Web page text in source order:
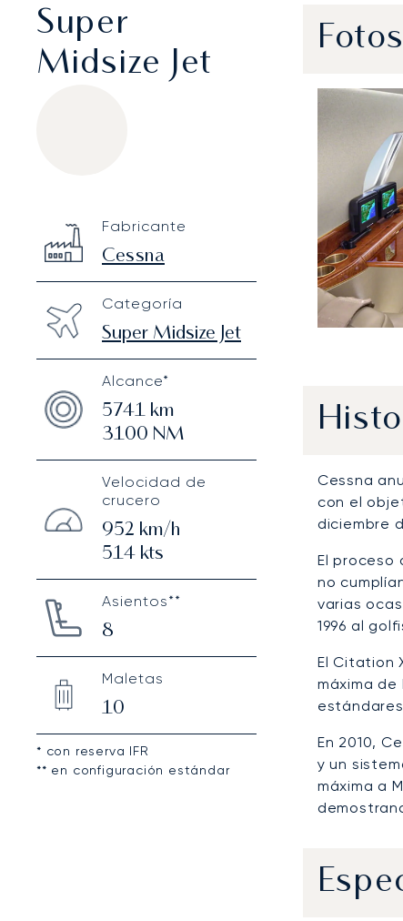
Super
Midsize Jet
Technical specifications
Fabricante
Cessna
Categoría
Super Midsize Jet
Alcance*
5741 km
3100 NM
Velocidad de
crucero
952 km/h
514 kts
Asientos**
8
Maletas
10
* con reserva IFR
** en configuración estándar
Cessna
con el
diciembre
El proceso
no
varias
1996 al
El Citation
máxima
En 2010,
y un
máxima a